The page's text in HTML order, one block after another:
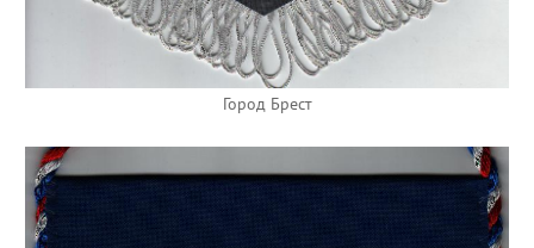
Город Брест